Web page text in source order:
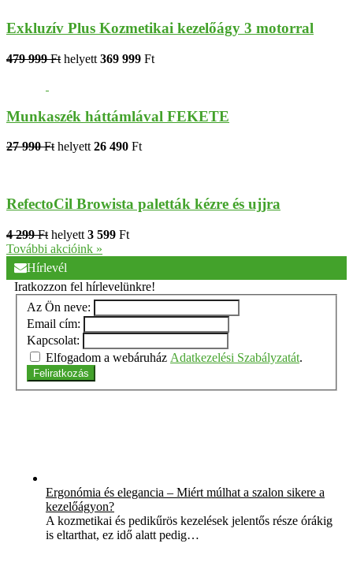
Exkluzív Plus Kozmetikai kezelőágy 3 motorral
479 999 Ft helyett 369 999 Ft
Munkaszék háttámlával FEKETE
27 990 Ft helyett 26 490 Ft
RefectoCil Browista paletták kézre és ujjra
4 299 Ft helyett 3 599 Ft
További akcióink »
Hírlevél
Iratkozzon fel hírlevelünkre!
Az Ön neve:
Email cím:
Kapcsolat:
Elfogadom a webáruház Adatkezelési Szabályzatát.
Feliratkozás
Ergonómia és elegancia – Miért múlhat a szalon sikere a
kezelőágyon?
A kozmetikai és pedikűrös kezelések jelentős része órákig
is eltarthat, ez idő alatt pedig…